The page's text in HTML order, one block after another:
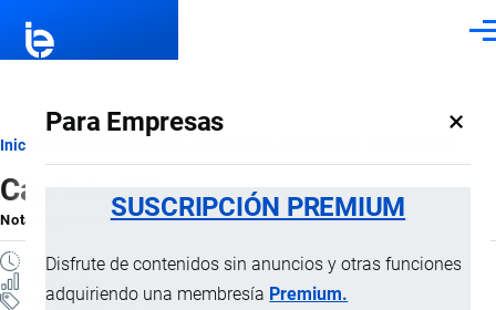
Para Empresas ×
SUSCRIPCIÓN PREMIUM
Disfrute de contenidos sin anuncios y otras funciones
adquiriendo una membresía Premium.
Ruta
de
navegación
Inicio
Capítulo 78
Nota ExplicativaporImportaciones …, 15 Julio, 2024
6 MINUTOS
Notas Explicativas